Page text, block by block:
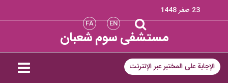
23 صفر 1448
EN
FA
مستشفى سوم شعبان
الإجابة على المختبر عبر الإنترنت